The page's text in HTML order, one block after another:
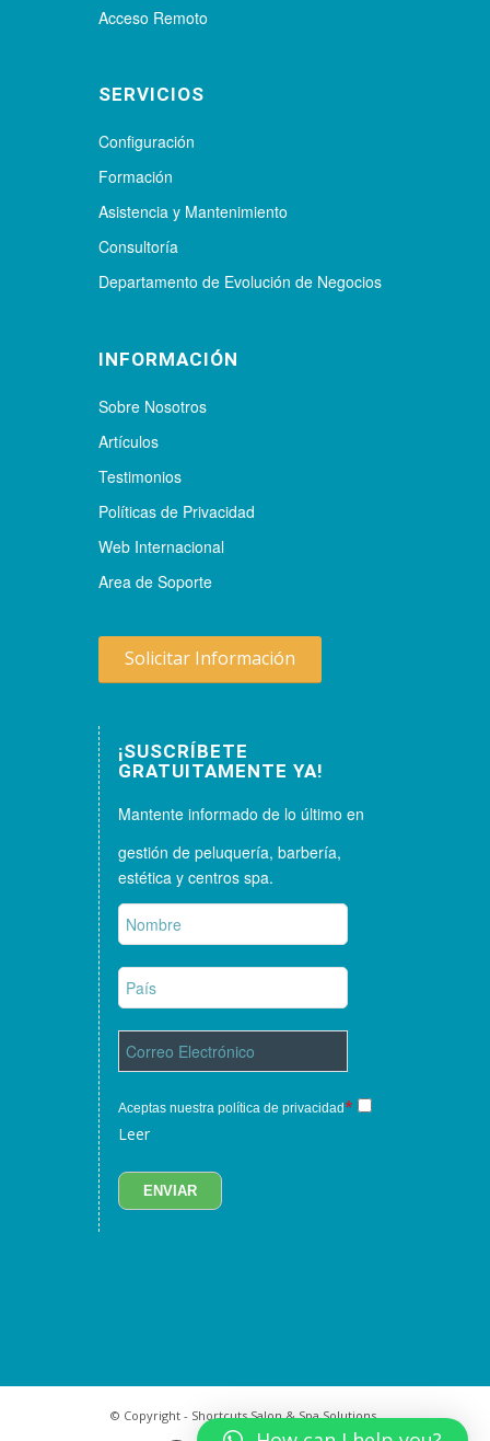
Acceso Remoto
SERVICIOS
Configuración
Formación
Asistencia y Mantenimiento
Consultoría
Departamento de Evolución de Negocios
INFORMACIÓN
Sobre Nosotros
Artículos
Testimonios
Políticas de Privacidad
Web Internacional
Area de Soporte
Solicitar Información
¡SUSCRÍBETE
GRATUITAMENTE YA!
Mantente informado de lo último en
gestión de peluquería, barbería,
estética y centros spa.
Aceptas nuestra política de privacidad*
Leer
© Copyright - Shortcuts Salon & Spa Solutions.